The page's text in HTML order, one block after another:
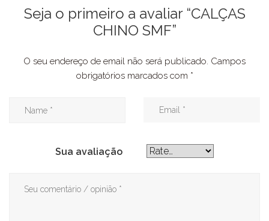
Seja o primeiro a avaliar “CALÇAS
CHINO SMF”
O seu endereço de email não será publicado. Campos
obrigatórios marcados com *
Sua avaliação